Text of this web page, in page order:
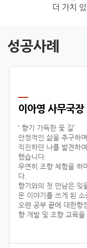
더 가치
성공사례
이아영 사무국장
‘ 향기 가득한 꽃 길’
안정적인 삶을 추구하
직진하던 나를 발견하
했습니다.
우연히 조향 체험을 하
다.
향기와의 첫 만남은 잊
운 이야기를 쓰게 된 소
오랜 공부 끝에 대한향
향 개발 및 조향 교육을
교육 시, 창작자의 의